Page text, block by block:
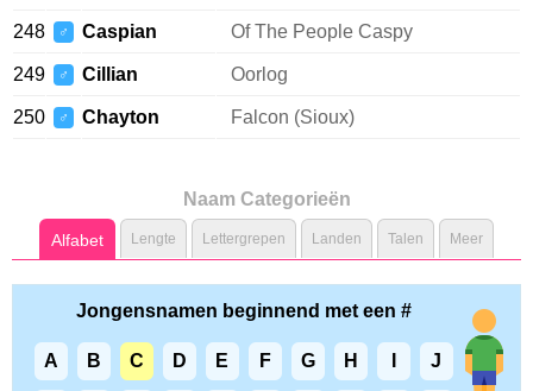
248 ♂ Caspian Of The People Caspy
249 ♂ Cillian Oorlog
250 ♂ Chayton Falcon (Sioux)
Naam Categorieën
Alfabet Lengte Lettergrepen Landen Talen Meer
Jongensnamen beginnend met een #
A B C D E F G H J